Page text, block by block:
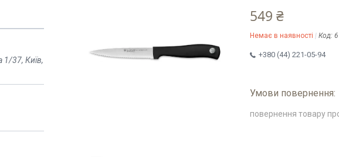
549 ₴
Немає в наявності Код:
+380 (44) 221-05-94
повернення товару
1/37, Київ,